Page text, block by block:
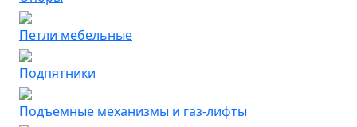
Петли мебельные
Подпятники
Подъемные механизмы и газ-лифты